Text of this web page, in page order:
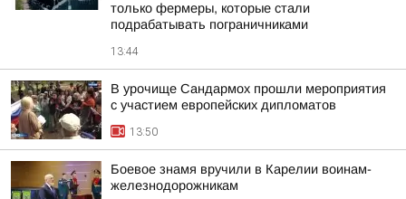
только фермеры, которые стали
подрабатывать пограничниками
13:44
В урочище Сандармох прошли мероприятия
с участием европейских дипломатов
13:50
Боевое знамя вручили в Карелии воинам-
железнодорожникам